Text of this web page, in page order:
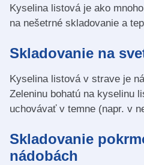
Kyselina listová je ako
na nešetrné skladovanie a
Skladovanie na
Kyselina listová v strave je
Zeleninu bohatú na kyselinu
uchovávať v temne (napr. v
Skladovanie
nádobách